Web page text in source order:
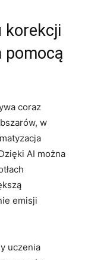
korekcji
pomocą
coraz‌
w​
AI można
emisji
uczenia